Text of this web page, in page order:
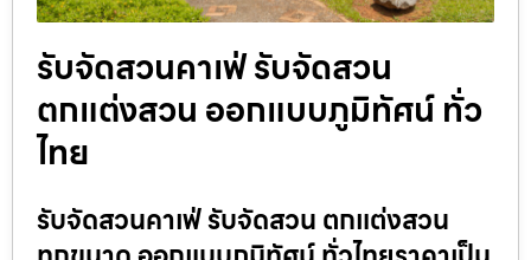
รับจัดสวนคาเฟ่ รับจัดสวน
ตกแต่งสวน ออกแบบภูมิทัศน์ ทั่ว
ไทย
รับจัดสวนคาเฟ่ รับจัดสวน ตกแต่งสวน